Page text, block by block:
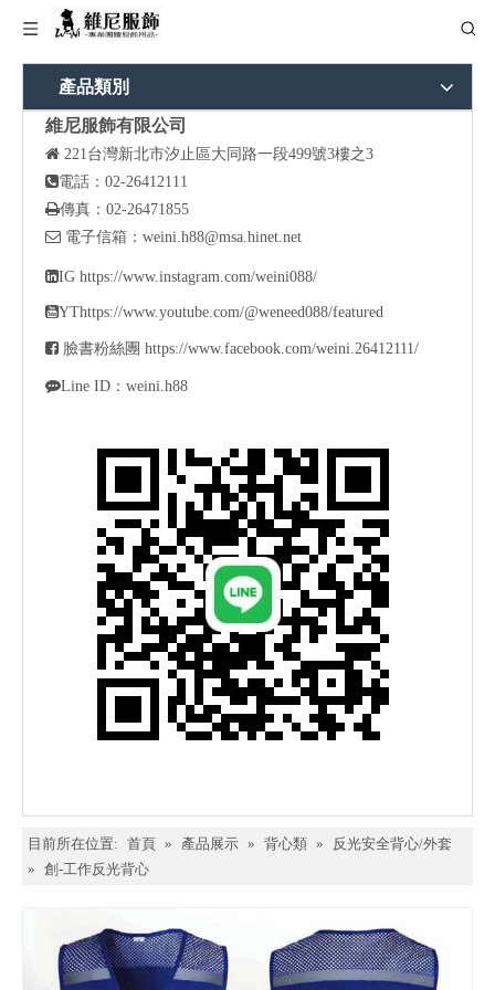
產品類別
維尼服飾有限公司
 221台灣新北市汐止區大同路一段499號3樓之3
電話：02-26412111
傳真：02-26471855
 電子信箱： weini.h88@msa.hinet.net
IG https://www.instagram.com/weini088/
YThttps://www.youtube.com/@weneed088/featured
 臉書粉絲團 https://www.facebook.com/weini.26412111/
Line ID：weini.h88
目前所在位置: 首頁 » 產品展示 » 背心類 »
反光安全背心/外套
» 創-工作反光背心